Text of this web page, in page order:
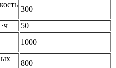
300
50
1000
800